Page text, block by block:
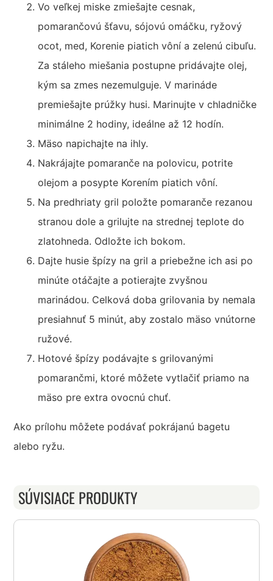
Vo veľkej miske zmiešajte cesnak,
pomarančovú šťavu, sójovú omáčku, ryžový
ocot, med, Korenie piatich vôní a zelenú cibuľu.
Za stáleho miešania postupne pridávajte olej,
kým sa zmes nezemulguje. V marináde
premiešajte prúžky husi. Marinujte v chladničke
minimálne 2 hodiny, ideálne až 12 hodín.
Mäso napichajte na ihly.
Nakrájajte pomaranče na polovicu, potrite
olejom a posypte Korením piatich vôní.
Na predhriaty gril položte pomaranče rezanou
stranou dole a grilujte na strednej teplote do
zlatohneda. Odložte ich bokom.
Dajte husie špízy na gril a priebežne ich asi po
minúte otáčajte a potierajte zvyšnou
marinádou. Celková doba grilovania by nemala
presiahnuť 5 minút, aby zostalo mäso vnútorne
ružové.
Hotové špízy podávajte s grilovanými
pomarančmi, ktoré môžete vytlačiť priamo na
mäso pre extra ovocnú chuť.
Ako prílohu môžete podávať pokrájanú bagetu
alebo ryžu.
SÚVISIACE PRODUKTY